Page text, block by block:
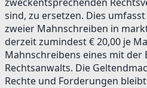
sind, zu ersetzen. Dies
zweier Mahnschreiben in
derzeit zumindest € 20,00 je
Mahnschreibens eines mit
Rechtsanwalts. Die
Rechte und Forderungen